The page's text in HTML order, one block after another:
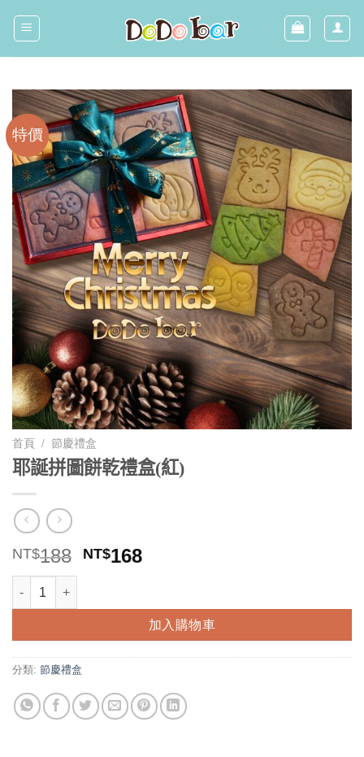
特價
首頁 / 節慶禮盒
耶誕拼圖餅乾禮盒(紅)
NT$188 原
格：
NT$188。
NT$168目
格：
NT$168。
耶誕拼圖餅乾禮盒(紅) 數量
加入購物車
分類: 節慶禮盒